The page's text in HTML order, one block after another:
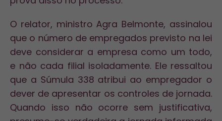
O relator, ministro Agra Belmonte, assinalou
que o número de empregados previsto na lei
deve considerar a empresa como um todo,
e não cada filial isoladamente. Ele ressaltou
que a Súmula 338 atribui ao empregador o
dever de apresentar os controles de jornada.
Quando isso não ocorre sem justificativa,